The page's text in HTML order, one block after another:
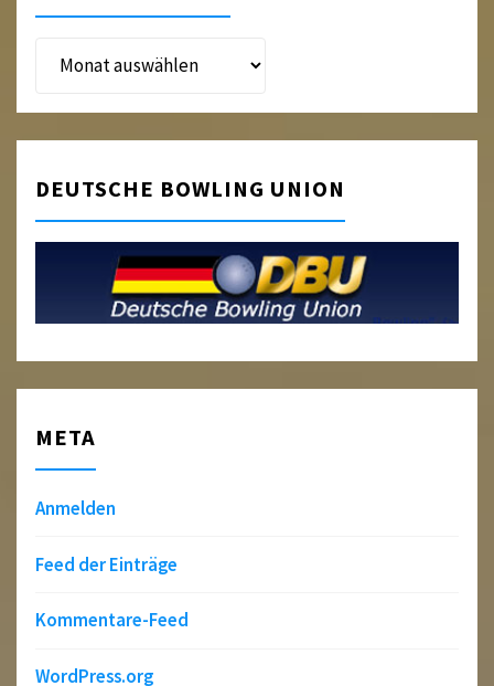
Beitragsarchiv
DEUTSCHE BOWLING UNION
META
Anmelden
Feed der Einträge
Kommentare-Feed
WordPress.org